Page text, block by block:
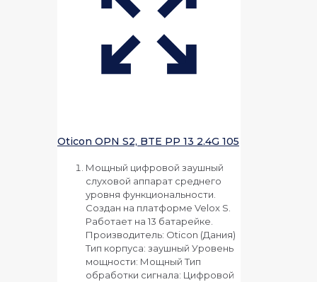
Oticon OPN S2, BTE PP 13 2.4G 105
Мощный цифровой заушный
слуховой аппарат среднего
уровня функциональности.
Создан на платформе Velox S.
Работает на 13 батарейке.
Производитель: Oticon (Дания)
Тип корпуса: заушный Уровень
мощности: Мощный Тип
обработки сигнала: Цифровой